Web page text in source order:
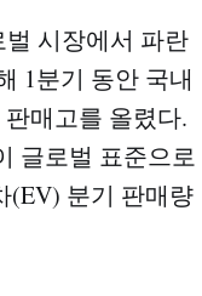
벌 시장에서 파란
1분기 동안 국내
판매고를 올렸다.
글로벌 표준으로
(EV) 분기 판매량